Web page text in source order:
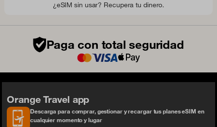
¿eSIM sin usar? Recupera tu dinero.
Paga con total seguridad
Orange Travel app
Descarga para comprar, gestionar y recargar tus planes eSIM en
cualquier momento y lugar